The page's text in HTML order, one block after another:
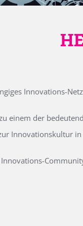
Innovations-
einem der
Innovationskultur